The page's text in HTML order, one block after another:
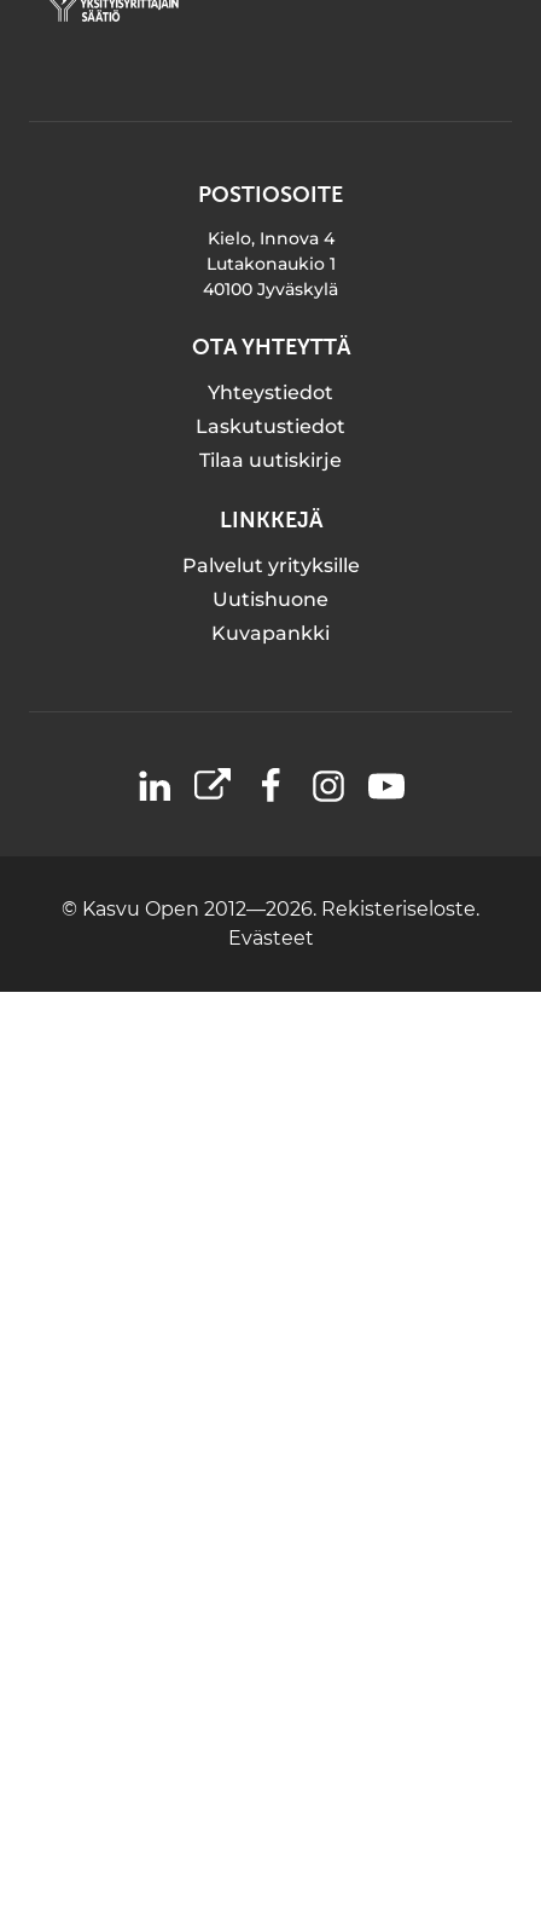
POSTIOSOITE
Kielo, Innova 4
Lutakonaukio 1
40100 Jyväskylä
OTA YHTEYTTÄ
Yhteystiedot
Laskutustiedot
Tilaa uutiskirje
LINKKEJÄ
Palvelut yrityksille
Uutishuone
Kuvapankki
LinkedIn
X FacebookInstagramYouTube
© Kasvu Open 2012—2026. Rekisteriseloste.
Evästeet